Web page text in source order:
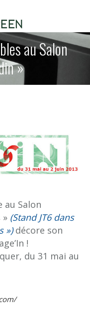
au Salon
»
au Salon
» (Stand JT6 dans
»)décore son
!
du 31 mai au